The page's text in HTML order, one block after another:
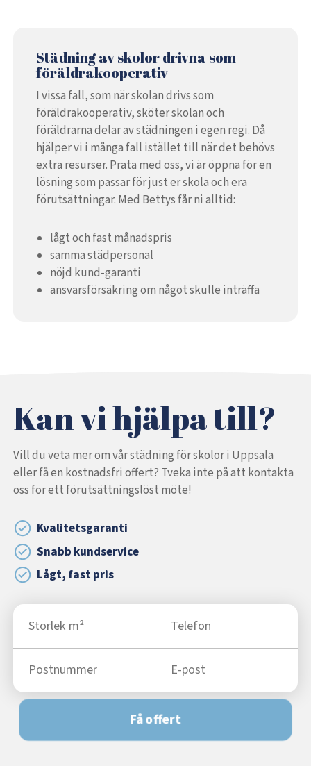
Städning av skolor drivna som
föräldrakooperativ
I vissa fall, som när skolan drivs som
föräldrakooperativ, sköter skolan och
föräldrarna delar av städningen i egen regi. Då
hjälper vi i många fall istället till när det behövs
extra resurser. Prata med oss, vi är öppna för en
lösning som passar för just er skola och era
förutsättningar. Med Bettys får ni alltid:
lågt och fast månadspris
samma städpersonal
nöjd kund-garanti
ansvarsförsäkring om något skulle inträffa
Kan vi hjälpa till?
Vill du veta mer om vår städning för skolor i Uppsala
eller få en kostnadsfri offert? Tveka inte på att kontakta
oss för ett förutsättningslöst möte!
Kvalitetsgaranti
Snabb kundservice
Lågt, fast pris
Få offert